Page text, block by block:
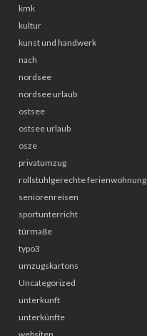
kmk
kultur
kunst und handwerk
nach
nordsee
nordsee urlaub
ostsee
ostsee urlaub
osze
privatumzug
rollstuhlgerechte ferienwohnung
seniorenreisen
sportunterricht
türmaße
typo3
umzugskartons
Uncategorized
unterkunft
unterkünfte